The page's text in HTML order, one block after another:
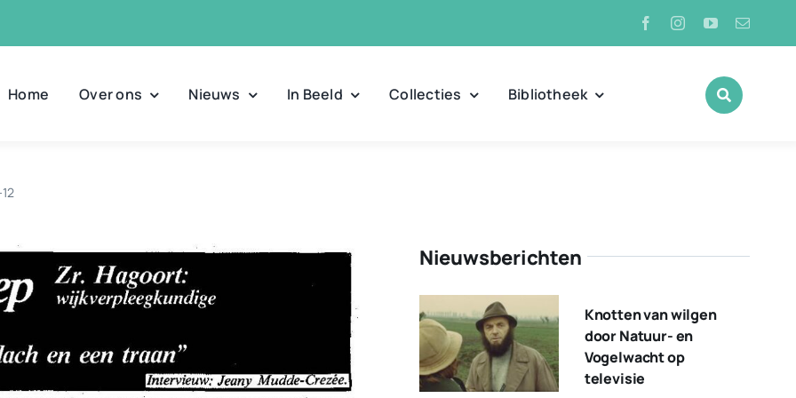
Home Over ons Nieuws In Beeld Collecties Bibliotheek
Nieuwsberichten
Knotten van wilgen
door Natuur- en
Vogelwacht op
televisie